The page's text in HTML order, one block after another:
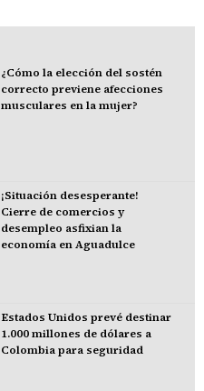
¿Cómo la elección del sostén
correcto previene afecciones
musculares en la mujer?
¡Situación desesperante!
Cierre de comercios y
desempleo asfixian la
economía en Aguadulce
Estados Unidos prevé destinar
1.000 millones de dólares a
Colombia para seguridad